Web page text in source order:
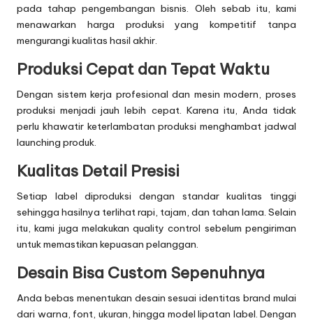
pada tahap pengembangan bisnis. Oleh sebab itu, kami
menawarkan harga produksi yang kompetitif tanpa
mengurangi kualitas hasil akhir.
Produksi Cepat dan Tepat Waktu
Dengan sistem kerja profesional dan mesin modern, proses
produksi menjadi jauh lebih cepat. Karena itu, Anda tidak
perlu khawatir keterlambatan produksi menghambat jadwal
launching produk.
Kualitas Detail Presisi
Setiap label diproduksi dengan standar kualitas tinggi
sehingga hasilnya terlihat rapi, tajam, dan tahan lama. Selain
itu, kami juga melakukan quality control sebelum pengiriman
untuk memastikan kepuasan pelanggan.
Desain Bisa Custom Sepenuhnya
Anda bebas menentukan desain sesuai identitas brand mulai
dari warna, font, ukuran, hingga model lipatan label. Dengan